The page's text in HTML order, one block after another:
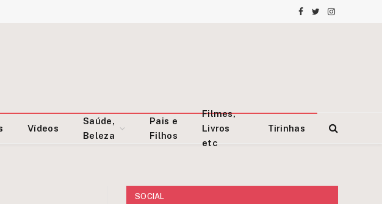
Facebook
TwitterInstagram
Vídeos
Saúde,
Beleza
Pais e
Filhos
Filmes,
Livros
etc
Tirinhas
SOCIAL